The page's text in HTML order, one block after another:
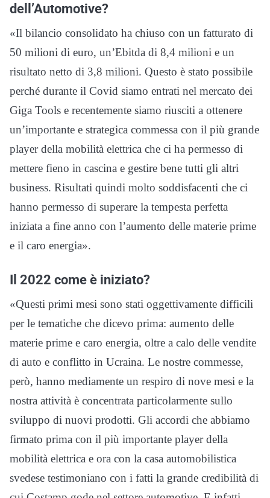
dell’Automotive?
«Il bilancio consolidato ha chiuso con un fatturato di
50 milioni di euro, un’Ebitda di 8,4 milioni e un
risultato netto di 3,8 milioni. Questo è stato possibile
perché durante il Covid siamo entrati nel mercato dei
Giga Tools e recentemente siamo riusciti a ottenere
un’importante e strategica commessa con il più grande
player della mobilità elettrica che ci ha permesso di
mettere fieno in cascina e gestire bene tutti gli altri
business. Risultati quindi molto soddisfacenti che ci
hanno permesso di superare la tempesta perfetta
iniziata a fine anno con l’aumento delle materie prime
e il caro energia».
Il 2022 come è iniziato?
«Questi primi mesi sono stati oggettivamente difficili
per le tematiche che dicevo prima: aumento delle
materie prime e caro energia, oltre a calo delle vendite
di auto e conflitto in Ucraina. Le nostre commesse,
però, hanno mediamente un respiro di nove mesi e la
nostra attività è concentrata particolarmente sullo
sviluppo di nuovi prodotti. Gli accordi che abbiamo
firmato prima con il più importante player della
mobilità elettrica e ora con la casa automobilistica
svedese testimoniano con i fatti la grande credibilità di